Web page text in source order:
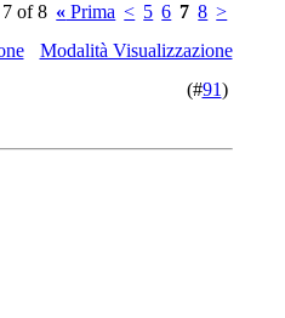
7 of 8 « Prima < 5 6 7 8 >
Modalità Visualizzazione
(#91)